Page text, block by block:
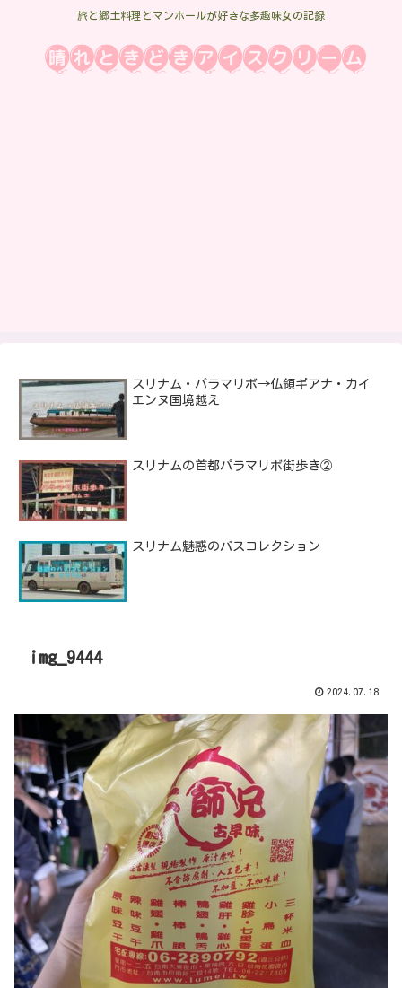
旅と郷土料理とマンホールが好きな多趣味女の記録
スリナム・パラマリボ→仏領ギアナ・カイ
エンヌ国境越え
スリナムの首都パラマリボ街歩き②
スリナム魅惑のバスコレクション
img_9444
2024.07.18